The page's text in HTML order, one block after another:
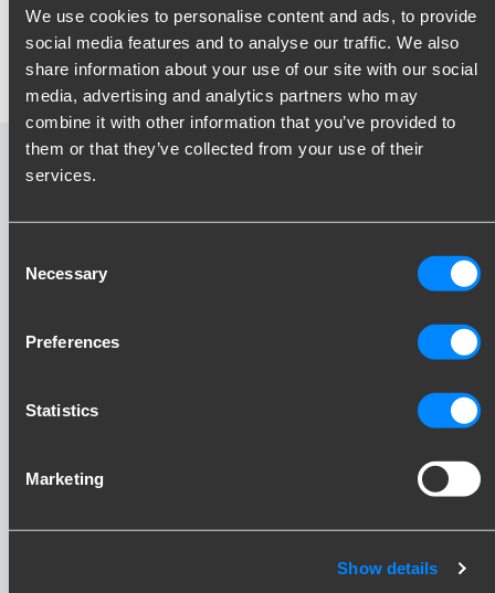
We use cookies to personalise content and ads, to provide
social media features and to analyse our traffic. We also
share information about your use of our site with our social
media, advertising and analytics partners who may
combine it with other information that you’ve provided to
them or that they’ve collected from your use of their
services.
Selection
Necessary
Preferences
Statistics
Marketing
Show details
besten Preis aller Anhängerkupplungen und ist in den meisten
Fällen für Fahrzeuge mit Park Distance Control System (PDC)
geeignet.
Starre Anhängerkupplung
video